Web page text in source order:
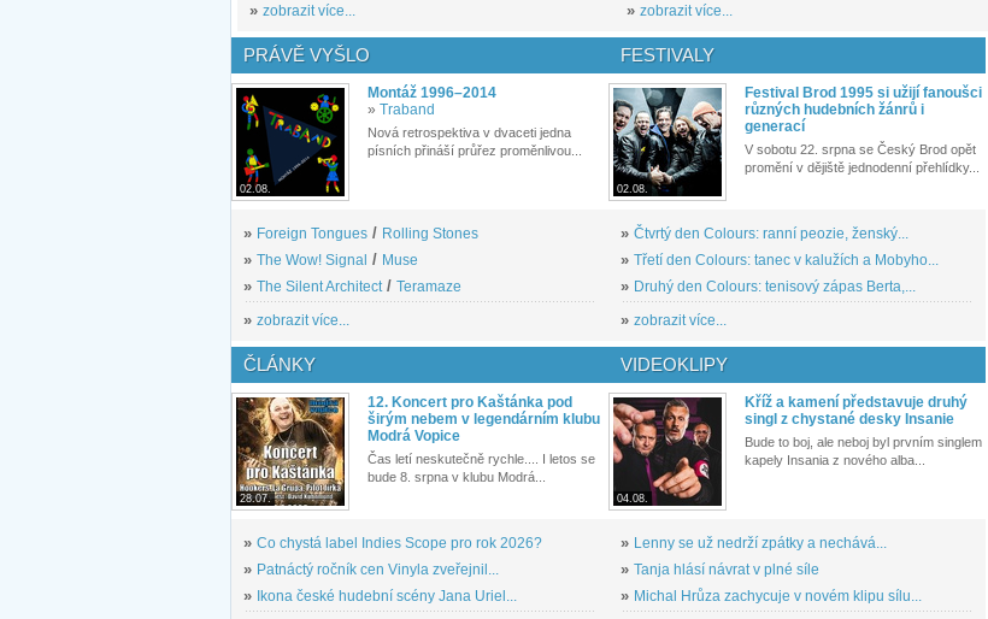
» zobrazit více... » zobrazit více...
PRÁVĚ VYŠLO
02.08.
Montáž 1996–2014
» Traband
Nová retrospektiva v dvaceti jedna
písních přináší průřez proměnlivou...
» Foreign Tongues / Rolling Stones
» The Wow! Signal / Muse
» The Silent Architect / Teramaze
» zobrazit více...
FESTIVALY
02.08.
Festival Brod 1995 si užijí fanoušci
různých hudebních žánrů i
generací
V sobotu 22. srpna se Český Brod opět
promění v dějiště jednodenní přehlídky...
» Čtvrtý den Colours: ranní peozie, ženský...
» Třetí den Colours: tanec v kalužích a Mobyho...
» Druhý den Colours: tenisový zápas Berta,...
» zobrazit více...
ČLÁNKY
28.07.
12. Koncert pro Kaštánka pod
širým nebem v legendárním klubu
Modrá Vopice
Čas letí neskutečně rychle.... I letos se
bude 8. srpna v klubu Modrá...
» Co chystá label Indies Scope pro rok 2026?
» Patnáctý ročník cen Vinyla zveřejnil...
»
Ikona české hudební scény Jana Uriel...
VIDEOKLIPY
04.08.
Kříž a kamení představuje druhý
singl z chystané desky Insanie
Bude to boj, ale neboj byl prvním singlem
kapely Insania z nového alba...
» Lenny se už nedrží zpátky a nechává...
» Tanja hlásí návrat v plné síle
» Michal Hrůza zachycuje v novém klipu sílu...